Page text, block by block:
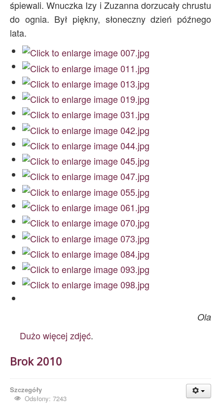
śpiewali. Wnuczka Izy i Zuzanna dorzucały chrustu
do ognia. Był piękny, słoneczny dzień późnego
lata.
Ola
Dużo więcej zdjęć.
Brok 2010
Szczegóły
Odsłony: 7243